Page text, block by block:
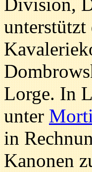
Division,
Lorge. In
unter
in
Kanonen